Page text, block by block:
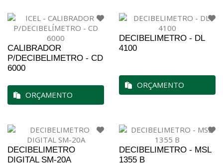
CALIBRADOR
P/DECIBELIMETRO - CD
6000
ORÇAMENTO
DECIBELIMETRO - DL
4100
ORÇAMENTO
DECIBELIMETRO
DIGITAL SM-20A
DECIBELIMETRO - MSL
1355 B